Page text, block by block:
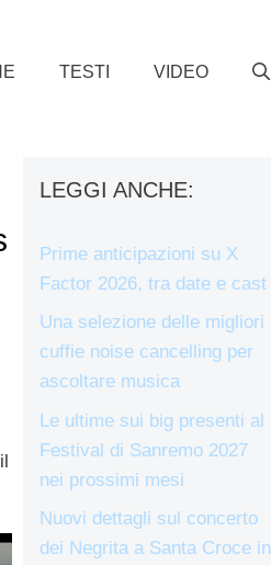
TESTI VIDEO
LEGGI ANCHE:
Prime anticipazioni su X
Factor 2026, tra date e cast
Una selezione delle migliori
cuffie noise cancelling per
ascoltare musica
Le ultime sui big presenti al
Festival di Sanremo 2027
nei prossimi mesi
Nuovi dettagli sul concerto
dei Negrita a Santa Croce in